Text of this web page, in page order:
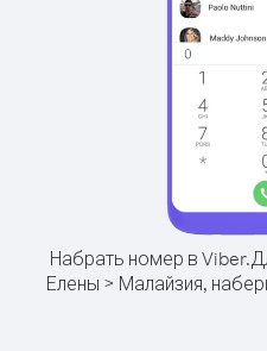
Набрать номер в Viber.
Елены > Малайзия,